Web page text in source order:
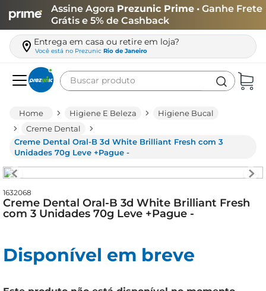
Assine Agora Prezunic Prime • Ganhe Frete
Grátis e 5% de Cashback
Entrega em casa ou retire em loja?
Você está no Prezunic Rio de Janeiro
Buscar produto
Higiene E Beleza
Higiene Bucal
Creme Dental
Creme Dental Oral-B 3d White Brilliant Fresh com 3
Unidades 70g Leve +Pague -
1632068
Creme Dental Oral-B 3d White Brilliant Fresh
com 3 Unidades 70g Leve +Pague -
Disponível em breve
leite
arroz
cerveja
iogurte